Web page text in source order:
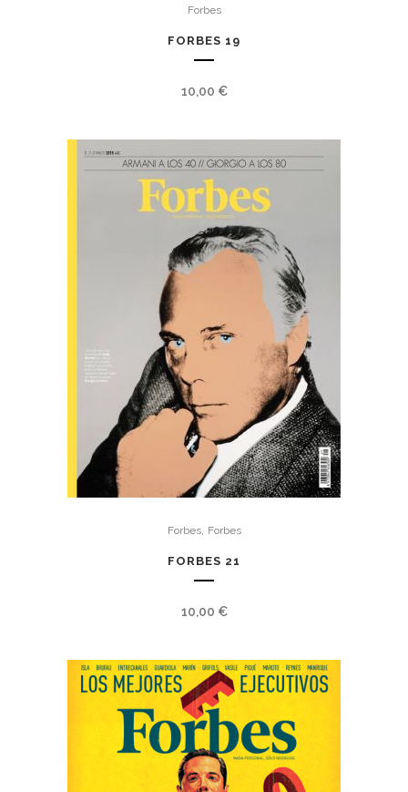
Forbes
FORBES 19
10,00 €
Forbes, Forbes
FORBES 21
10,00 €